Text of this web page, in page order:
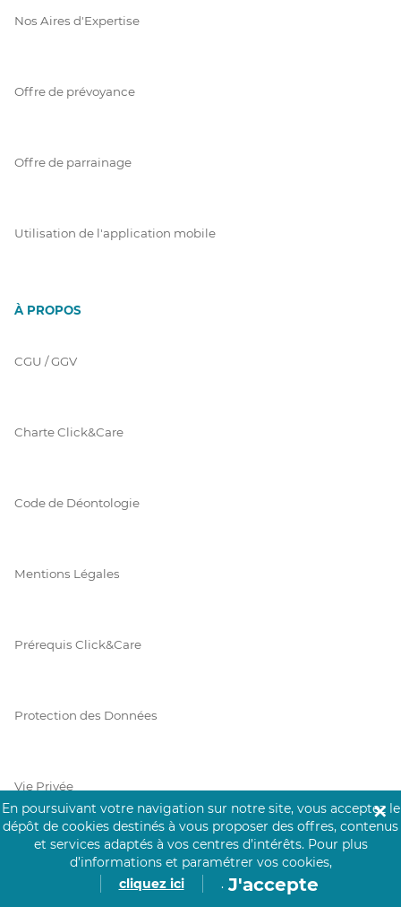
Nos Aires d'Expertise
Offre de prévoyance
Offre de parrainage
Utilisation de l'application mobile
À PROPOS
CGU / GGV
Charte Click&Care
Code de Déontologie
Mentions Légales
Prérequis Click&Care
Protection des Données
Vie Privée
PAIEMENT SÉCURISÉ
En poursuivant votre navigation sur notre site, vous acceptez le
dépôt de cookies destinés à vous proposer des offres, contenus
et services adaptés à vos centres d’intérêts. Pour plus
d’informations et paramétrer vos cookies,
cliquez ici
. J'accepte
✕